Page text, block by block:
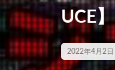
UCE】
2022年4月2日